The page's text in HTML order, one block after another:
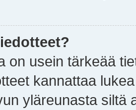
on usein tärkeää
kannattaa
yläreunasta siltä